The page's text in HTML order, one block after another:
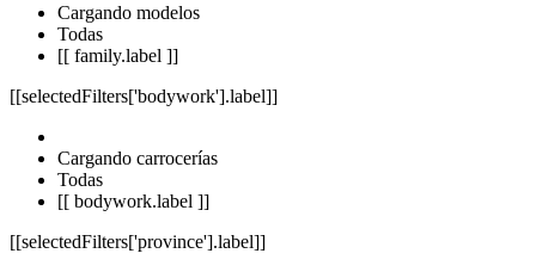
Cargando modelos
Todas
[[ family.label ]]
[[selectedFilters['bodywork'].label]]
Cargando carrocerías
Todas
[[ bodywork.label ]]
[[selectedFilters['province'].label]]